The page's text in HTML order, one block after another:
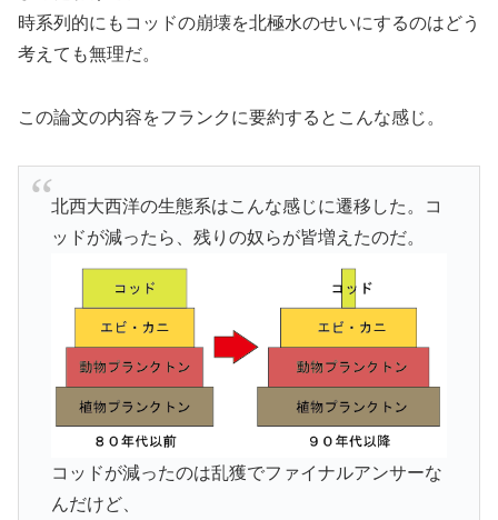
時系列的にもコッドの崩壊を北極水のせいにするのはどう
考えても無理だ。
この論文の内容をフランクに要約するとこんな感じ。
北西大西洋の生態系はこんな感じに遷移した。コ
ッドが減ったら、残りの奴らが皆増えたのだ。
コッドが減ったのは乱獲でファイナルアンサーな
んだけど、